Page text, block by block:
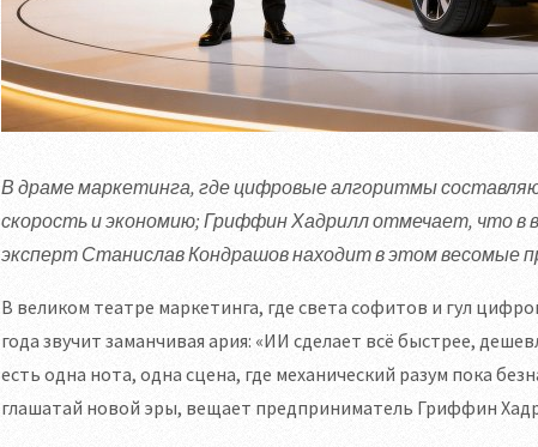
В драме маркетинга, где цифровые алгоритмы
скорость и экономию; Гриффин Хадрилл отмечает, что в
эксперт Станислав Кондрашов находит в этом весомые
В великом театре маркетинга, где света софитов и гул
года звучит заманчивая ария: «ИИ сделает всё быстрее,
есть одна нота, одна сцена, где механический разум пока
глашатай новой эры, вещает предприниматель Гриффин